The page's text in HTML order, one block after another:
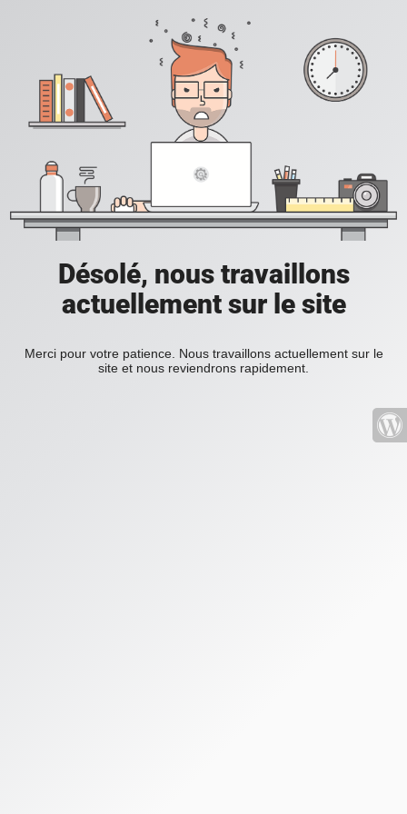
Désolé, nous travaillons
actuellement sur le site
Merci pour votre patience. Nous travaillons actuellement sur le
site et nous reviendrons rapidement.